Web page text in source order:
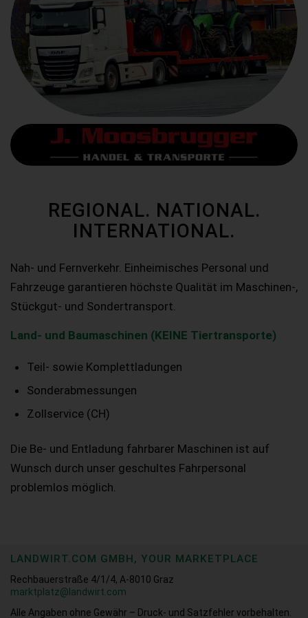
REGIONAL. NATIONAL.
INTERNATIONAL.
Nah- und Fernverkehr. Einheimisches Personal und
Fahrzeuge garantieren höchste Qualität im Maschinen-,
Stückgut- und Sondertransport.
Land- und Baumaschinen (KEINE Tiertransporte)
Teil- sowie Komplettladungen
Sonderabmessungen
Zollservice (CH)
Die Be- und Entladung fahrbarer Maschinen ist auf
Wunsch durch unser geschultes Fahrpersonal
problemlos möglich.
LANDWIRT.COM GMBH, YOUR MARKETPLACE
Rechbauerstraße 4/1/4, A-8010 Graz
marktplatz@landwirt.com
Alle Angaben ohne Gewähr – Druck- und Satzfehler vorbehalten.